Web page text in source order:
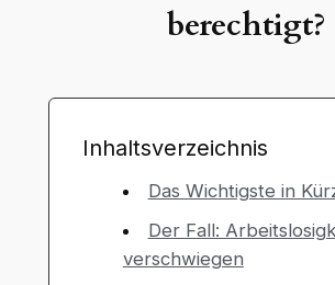
berechtigt?
Inhaltsverzeichnis
Das Wichtigste in
Der Fall:
verschwiegen